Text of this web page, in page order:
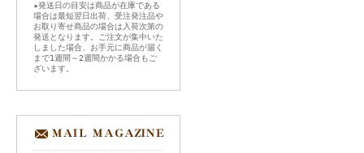
★発送日の目安は商品が在庫である
場合は最短翌日出荷、受注発注品や
お取り寄せ商品の場合は入荷次第の
発送となります。ご注文が集中いた
しました場合、お手元に商品が届く
まで1週間～2週間かかる場合もご
ざいます。